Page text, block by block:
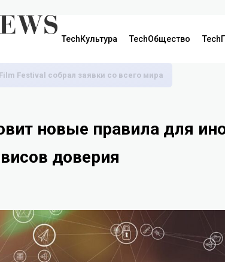
TechКультура TechОбщество
Festival собрал заявки со всего мира
новые правила для
доверия